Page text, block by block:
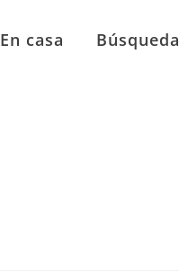
En casa Búsqueda